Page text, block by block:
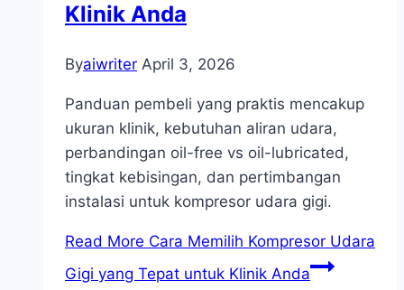
Klinik Anda
Byaiwriter April 3, 2026
Panduan pembeli yang praktis mencakup
ukuran klinik, kebutuhan aliran udara,
perbandingan oil-free vs oil-lubricated,
tingkat kebisingan, dan pertimbangan
instalasi untuk kompresor udara gigi.
Read More Cara Memilih Kompresor Udara
Gigi yang Tepat untuk Klinik Anda